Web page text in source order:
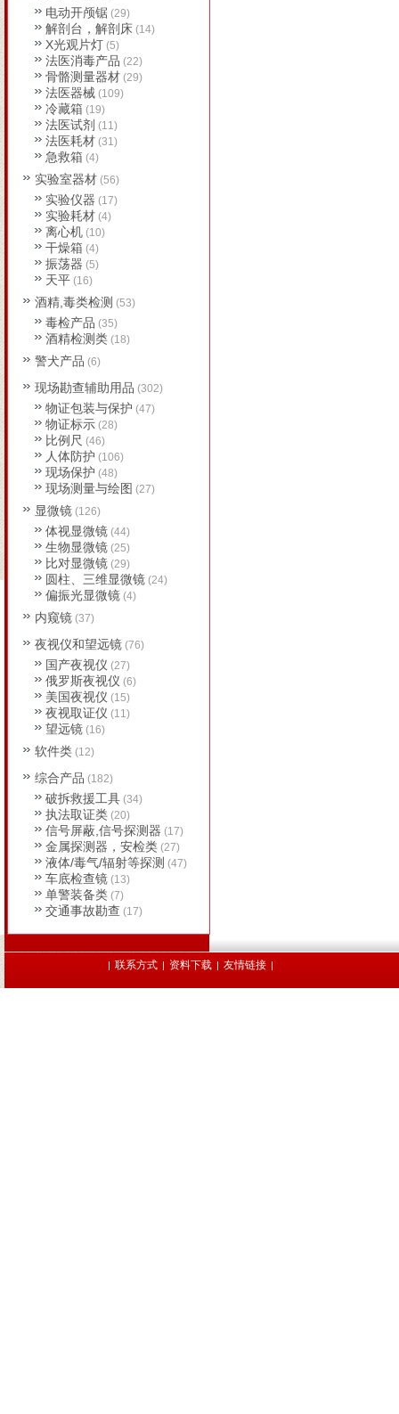
电动开颅锯 (29)
解剖台，解剖床 (14)
X光观片灯 (5)
法医消毒产品 (22)
骨骼测量器材 (29)
法医器械 (109)
冷藏箱 (19)
法医试剂 (11)
法医耗材 (31)
急救箱 (4)
实验室器材 (56)
实验仪器 (17)
实验耗材 (4)
离心机 (10)
干燥箱 (4)
振荡器 (5)
天平 (16)
酒精,毒类检测 (53)
毒检产品 (35)
酒精检测类 (18)
警犬产品 (6)
现场勘查辅助用品 (302)
物证包装与保护 (47)
物证标示 (28)
比例尺 (46)
人体防护 (106)
现场保护 (48)
现场测量与绘图 (27)
显微镜 (126)
体视显微镜 (44)
生物显微镜 (25)
比对显微镜 (29)
圆柱、三维显微镜 (24)
偏振光显微镜 (4)
内窥镜 (37)
夜视仪和望远镜 (76)
国产夜视仪 (27)
俄罗斯夜视仪 (6)
美国夜视仪 (15)
夜视取证仪 (11)
望远镜 (16)
软件类 (12)
综合产品 (182)
破拆救援工具 (34)
执法取证类 (20)
信号屏蔽,信号探测器 (17)
金属探测器，安检类 (27)
液体/毒气/辐射等探测 (47)
车底检查镜 (13)
单警装备类 (7)
交通事故勘查 (17)
| 联系方式 | 资料下载 | 友情链接 |